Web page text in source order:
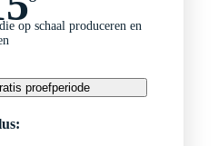
op schaal produceren en
proefperiode